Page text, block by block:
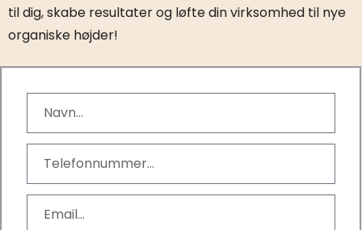
til dig, skabe resultater og løfte din virksomhed til nye
organiske højder!